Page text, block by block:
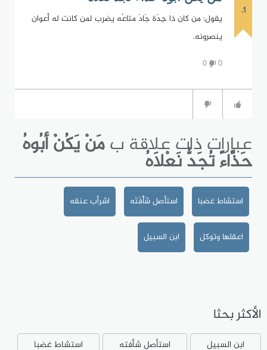
1.
يقول: من كان ذا جِدَة جَادَ متاعُه يضرب لمن كانت له أعوان
ينصرونه.
0
0
عبارات ذات علاقة بمَنْ يَكُنْ أبُوهُ
حَذَّاءً تُجَدُّ نَعْلاَهُ
استشاط غضبا استأصل شَأْفَتَه اشرأب عنقه
اعقلها وتوكل ابن السبيل
الأكثر بحثا
ابن السبيل استأصل شأفته
استشاط غضبا